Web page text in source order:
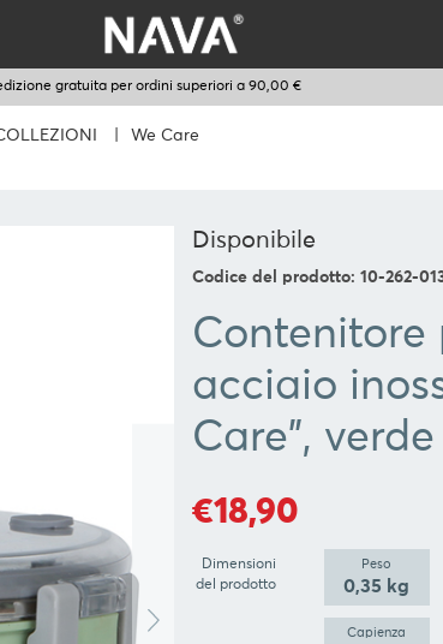
gratuita per ordini superiori a 90,00 €
We Care
Disponibile
Codice del prodotto: 10-262-
Contenitore
acciaio
Care", verde
€18,90
Dimensioni
del prodotto
Peso
0,35 kg
Capienza